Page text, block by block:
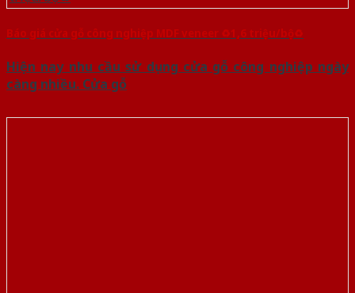
Báo giá cửa gỗ công nghiệp MDF veneer ♻️1,6 triệu/bộ♻️
Hiện nay nhu cầu sử dụng cửa gỗ công nghiệp ngày
càng nhiều. Cửa gỗ